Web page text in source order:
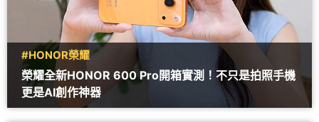
#HONOR榮耀
榮耀全新HONOR 600 Pro開箱實測！不只是拍照手機
更是AI創作神器